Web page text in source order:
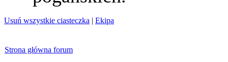
Usuń wszystkie ciasteczka | Ekipa
Strona główna forum